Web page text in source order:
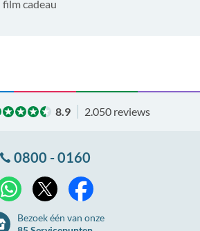
film cadeau
8.9 2.050 reviews
0800 - 0160
WhatsApp
Bezoek één van onze